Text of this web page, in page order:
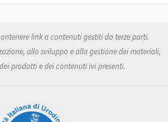
link a contenuti gestiti da terze parti.
allo sviluppo e alla gestione dei materiali,
prodotti e dei contenuti ivi presenti.